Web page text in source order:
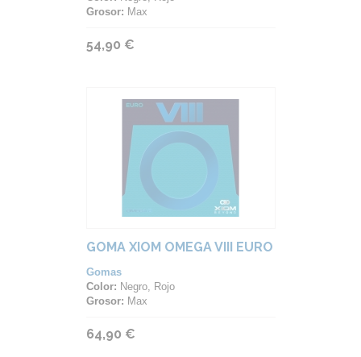
Grosor: Max
54,90 €
GOMA XIOM OMEGA VIII EURO
Gomas
Color: Negro, Rojo
Grosor: Max
64,90 €